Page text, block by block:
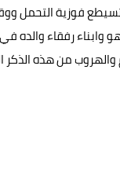
فوزية التحمل
وابناء رفقاء والده
من هذه الذكر